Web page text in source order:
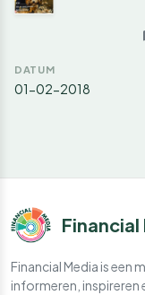
DATUM
01-02-2018
Financial
Financial Media is een
informeren, inspireren